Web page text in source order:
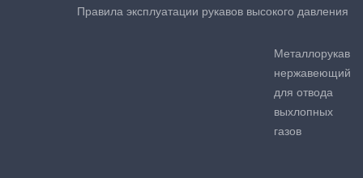
Правила эксплуатации рукавов высокого давления
Металлорукав
нержавеющий
для отвода
выхлопных
газов